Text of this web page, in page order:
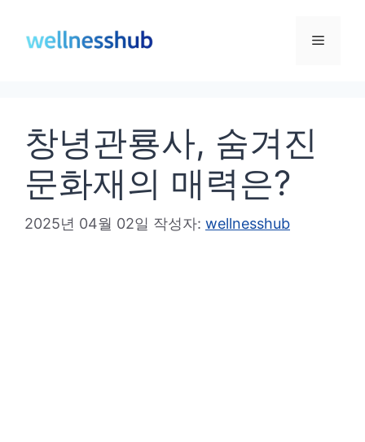
메
창녕관룡사, 숨겨진
문화재의 매력은?
2025년 04월 02일 작성자: wellnesshub